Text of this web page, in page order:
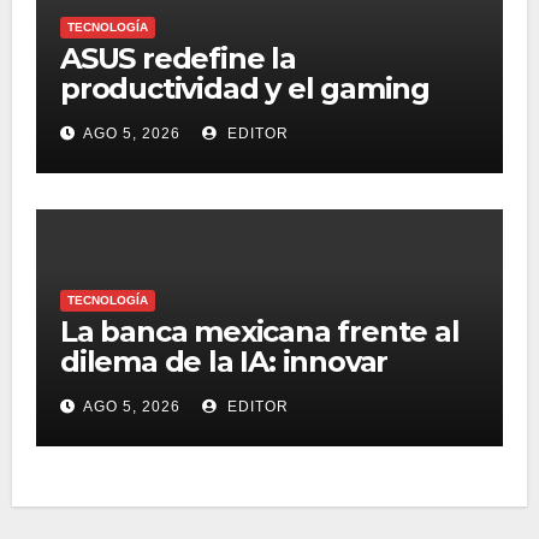
TECNOLOGÍA
ASUS redefine la
productividad y el gaming
con la experiencia Duo
AGO 5, 2026 EDITOR
TECNOLOGÍA
La banca mexicana frente al
dilema de la IA: innovar
rápido sin perder la confianza
AGO 5, 2026 EDITOR